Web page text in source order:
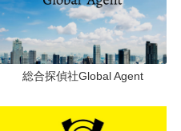
総合探偵社Global Agent